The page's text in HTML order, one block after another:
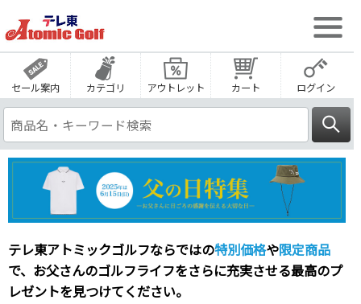
セール案内 カテゴリ アウトレット カート ログイン
テレ東アトミックゴルフならではの特別価格や限定商品
で、お父さんのゴルフライフをさらに充実させる最高のプ
レゼントを見つけてください。